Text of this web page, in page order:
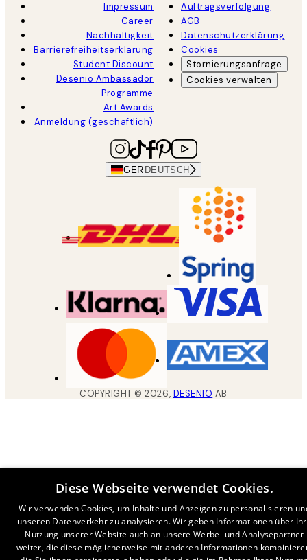
Impressum
Career
Nachhaltigkeit
Barrierefreiheitserklärung
Student Discount
Desenio Ambassador
Programme
Art Awards
Anmeldung (geschäftlich)
Auftragsverfolgung
AGB
Datenschutzerklärung
Cookies
Stornierungsanfrage
Cookies verwalten
GER DEUTSCH
COPYRIGHT ©2026, DESENIO AB
Diese Webseite verwendet Cookies.
Wir verwenden Cookies, um Inhalte und Anzeigen zu personalisieren
unseren Datenverkehr zu analysieren. Wir geben Informationen über
Nutzung unserer Website auch an unsere Werbe- und Analysepartner
weiter, die diese möglicherweise mit anderen Informationen